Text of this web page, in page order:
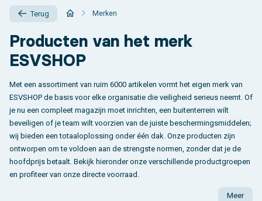
Terug Merken
Producten van het merk
ESVSHOP
Met een assortiment van ruim 6000 artikelen vormt het eigen merk van
ESVSHOP de basis voor elke organisatie die veiligheid serieus neemt. Of
je nu een compleet magazijn moet inrichten, een buitenterrein wilt
beveiligen of je team wilt voorzien van de juiste beschermingsmiddelen;
wij bieden een totaaloplossing onder één dak. Onze producten zijn
ontworpen om te voldoen aan de strengste normen, zonder dat je de
hoofdprijs betaalt. Bekijk hieronder onze verschillende productgroepen
en profiteer van onze directe voorraad.
Meer